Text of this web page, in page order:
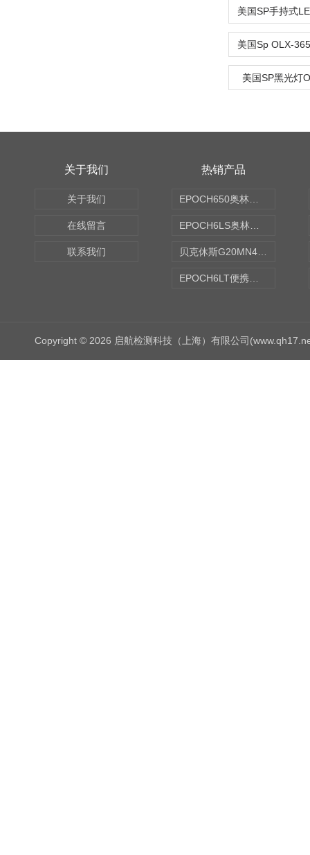
美国SP黑光灯
关于我们
关于我们
在线留言
联系我们
热销产品
Copyright © 2026 启航检测科技（上海）有限公司